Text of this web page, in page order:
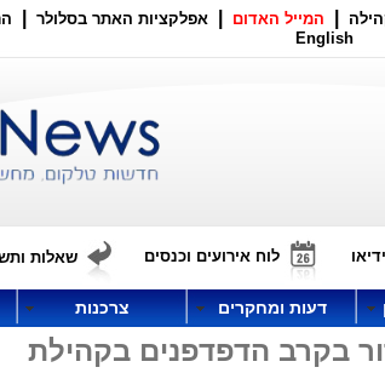
המייל האדום אפלקציות האתר בסלולר
English
לוח אירועים וכנסים שאלות
דעות ומחקרים צרכנות
בקרב הדפדפנים בקהילת